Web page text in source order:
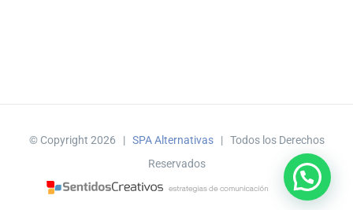
© Copyright 2026 | SPA Alternativas| Todos los Derechos
Reservados